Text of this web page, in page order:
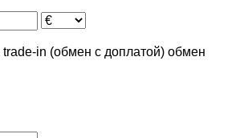
trade-in (обмен с доплатой) обмен